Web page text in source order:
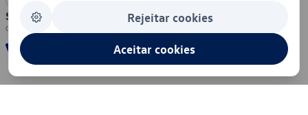
Segurança Rejeitar cookies
Aceitar cookies